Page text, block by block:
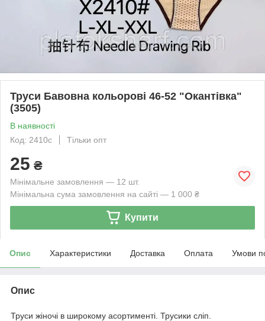
Труси Бавовна кольорові 46-52 "Окантівка"
(3505)
В наявності
Код: 2410с
Тільки опт
25 ₴
Мінімальне замовлення — 12 шт.
Мінімальна сума замовлення на сайті — 1 000 ₴
Купити
Опис Характеристики Доставка Оплата Умови
Опис
Труси жіночі в широкому асортименті. Трусики сліп.